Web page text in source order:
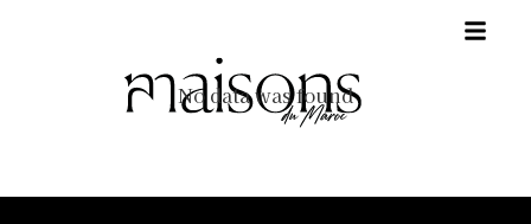
No data was found